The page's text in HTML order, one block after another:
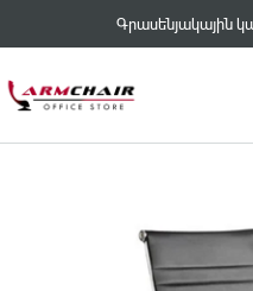
Գրասենյակային